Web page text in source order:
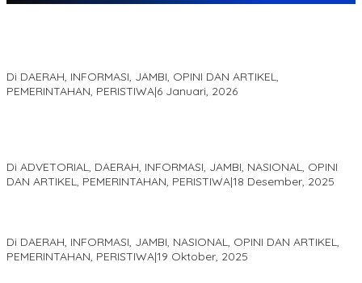
Di DAERAH, INFORMASI, JAMBI, OPINI DAN ARTIKEL,
PEMERINTAHAN, PERISTIWA|6 Januari, 2026
Di ADVETORIAL, DAERAH, INFORMASI, JAMBI, NASIONAL, OPINI
DAN ARTIKEL, PEMERINTAHAN, PERISTIWA|18 Desember, 2025
Di DAERAH, INFORMASI, JAMBI, NASIONAL, OPINI DAN ARTIKEL,
PEMERINTAHAN, PERISTIWA|19 Oktober, 2025